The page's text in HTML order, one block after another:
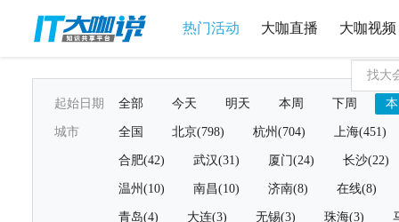
热门活动 大咖直播 大咖视频
起始日期 全部 今天 明天 本周 下周
城市 全国 北京(798) 杭州(704) 上海(451)
合肥(42) 武汉(31) 厦门(24) 长沙(22)
温州(10) 南昌(10) 济南(8) 在线(8)
青岛(4) 大连(3) 无锡(3) 珠海(3)